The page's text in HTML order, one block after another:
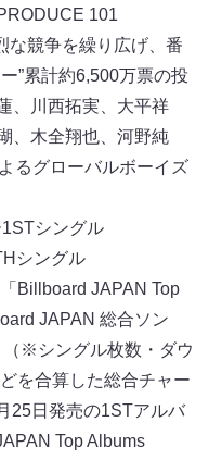
101
な競争を繰り広げ、番
”累計約6,500万票の投
、川⻄拓実、⼤平祥
、⽊全翔也、河野純
るグローバルボーイズ
シングル
シングル
Billboard JAPAN Top
JAPAN 総合ソン
（※シングル枚数・ダウ
を合算した総合チャー
25⽇発売の1STアルバ
Top Albums